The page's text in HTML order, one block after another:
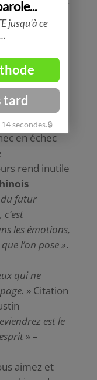
Michaël
ne pourra
de
ses succès.
en échec
rend inutile
du futur
les émotions,
l’on pose ».
qui ne
» Citation
est le
» –
aimez et